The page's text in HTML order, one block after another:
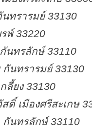
ทรารมย์ 33130
พ์ 33220
นทรลักษ์ 33110
กันทรารมย์ 33130
ลี้ยง 33130
ดิ์ เมืองศรีสะเกษ
กันทรลักษ์ 33110